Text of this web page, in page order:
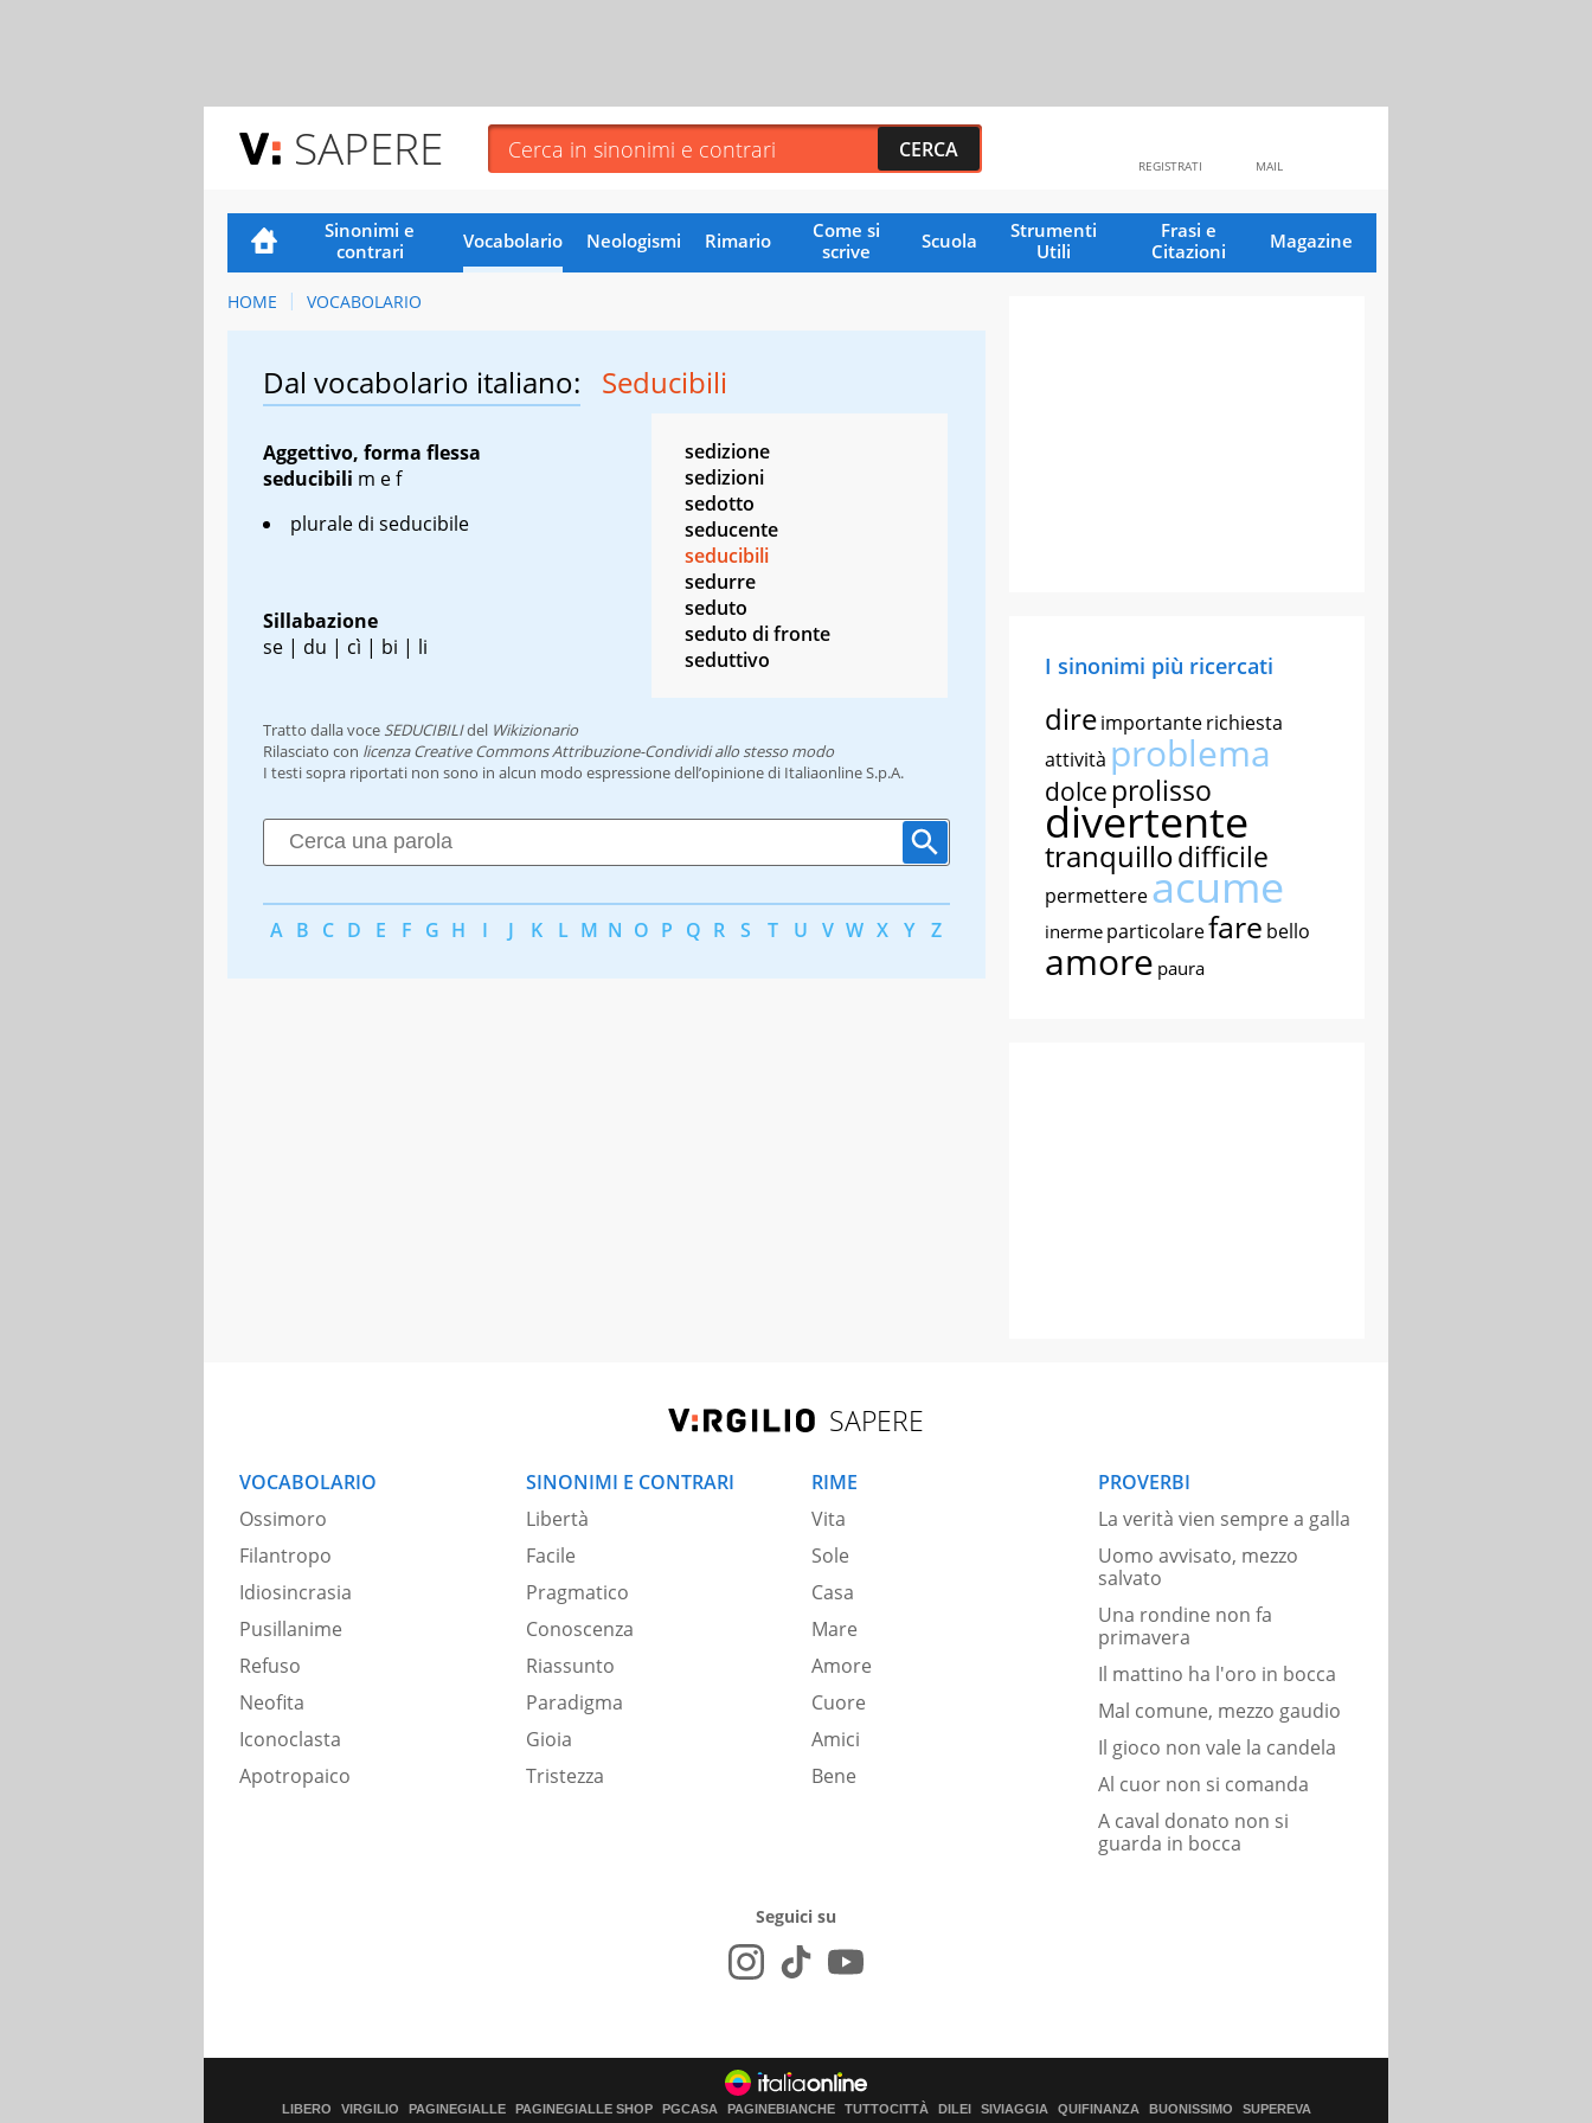
SAPERE MAIL
REGISTRATI
Sinonimi e
contrari
Vocabolario Neologismi Rimario
Come si
scrive
Scuola
Strumenti
Utili
Frasi e
Citazioni
Magazine
HOME VOCABOLARIO
Dal vocabolario italiano: Seducibili
Aggettivo, forma flessa
seducibili m ef
plurale di seducibile
Sillabazione
se | du | cì | bi | li
sedizione
sedizioni
sedotto
seducente
seducibili
sedurre
seduto
seduto di fronte
seduttivo
Tratto dalla voce SEDUCIBILIdel Wikizionario
Rilasciato con licenza Creative Commons Attribuzione-Condividi allo stesso modo
I testi sopra riportati non sono in alcun modo espressione dell’opinione di Italiaonline S.p.A.
A B C D E F G H I J K L M N O P Q R S T U V W X Y Z
I sinonimi più ricercati
direimportanterichiesta
attività problema
dolce prolisso
divertente
tranquillodifficile
permettereacume
inerme particolarefare bello
amore paura
SAPERE
VOCABOLARIO
Ossimoro
Filantropo
Idiosincrasia
Pusillanime
Refuso
Neofita
Iconoclasta
Apotropaico
SINONIMI E CONTRARI
Libertà
Facile
Pragmatico
Conoscenza
Riassunto
Paradigma
Gioia
Tristezza
RIME
Vita
Sole
Casa
Mare
Amore
Cuore
Amici
Bene
PROVERBI
La verità vien sempre a galla
Uomo avvisato, mezzo
salvato
Una rondine non fa
primavera
Il mattino ha l'oro in bocca
Mal comune, mezzo gaudio
Il gioco non vale la candela
Al cuor non si comanda
A caval donato non si
guarda in bocca
Seguici su
LIBERO VIRGILIO PAGINEGIALLE PAGINEGIALLE SHOP PGCASA PAGINEBIANCHE TUTTOCITTÀ DILEI SIVIAGGIA QUIFINANZA BUONISSIMO SUPEREVA